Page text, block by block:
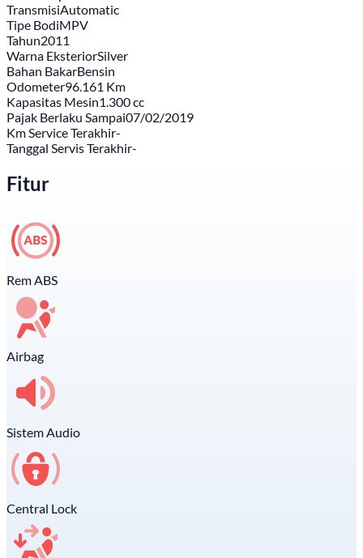
TransmisiAutomatic
Tipe BodiMPV
Tahun2011
Warna EksteriorSilver
Bahan BakarBensin
Odometer96.161 Km
Kapasitas Mesin1.300 cc
Pajak Berlaku Sampai07/02/2019
Km Service Terakhir-
Tanggal Servis Terakhir-
Fitur
Rem ABS
Airbag
Sistem Audio
Central Lock